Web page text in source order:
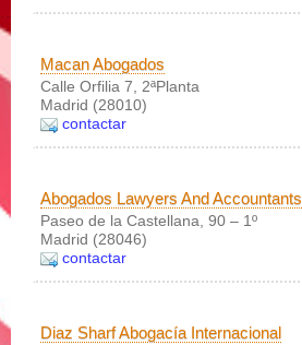
Macan Abogados
Calle Orfilia 7, 2ªPlanta
Madrid (28010)
contactar
Abogados Lawyers And Accountants
Paseo de la Castellana, 90 – 1º
Madrid (28046)
contactar
Diaz Sharf Abogacía Internacional